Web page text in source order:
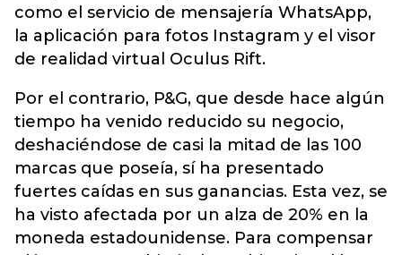
como el servicio de mensajería WhatsApp,
la aplicación para fotos Instagram y el visor
de realidad virtual Oculus Rift.
Por el contrario, P&G, que desde hace algún
tiempo ha venido reducido su negocio,
deshaciéndose de casi la mitad de las 100
marcas que poseía, sí ha presentado
fuertes caídas en sus ganancias. Esta vez, se
ha visto afectada por un alza de 20% en la
moneda estadounidense. Para compensar